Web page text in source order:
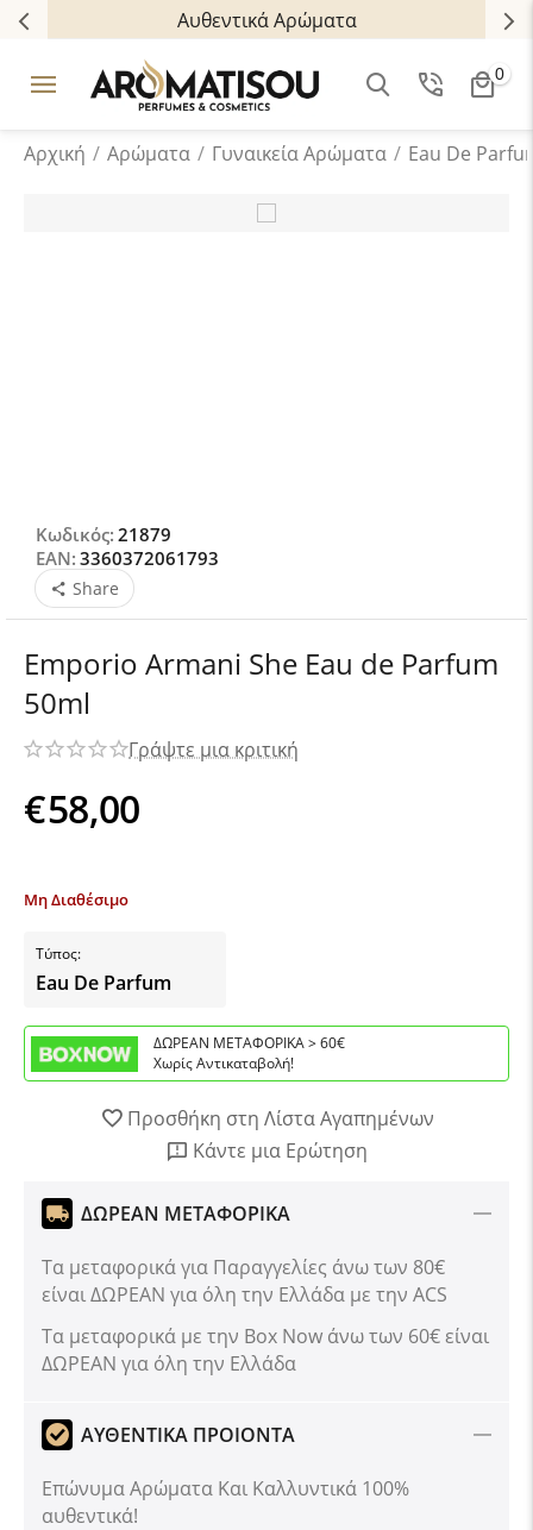
Αυθεντικά Αρώματα
0
Αρχική / Αρώματα / Γυναικεία Αρώματα / Eau De
EAN: 3360372061793
Κωδικός: 21879
Share
Emporio Armani She Eau de Parfum
50ml
Γράψτε μια κριτική
€58,00
Μη Διαθέσιμο
Τύπος:
Eau De Parfum
ΔΩΡΕΑΝ ΜΕΤΑΦΟΡΙΚΑ > 60€
Χωρίς Αντικαταβολή!
Προσθήκη στη Λίστα Αγαπημένων
Κάντε μια Ερώτηση
ΔΩΡΕΑΝ ΜΕΤΑΦΟΡΙΚΑ
Τα μεταφορικά για Παραγγελίες άνω των 80€
είναι ΔΩΡΕΑΝ για όλη την Ελλάδα με την ACS
Tα μεταφορικά με την Box Now άνω των 60€ είναι
ΔΩΡΕΑΝ για όλη την Ελλάδα
ΑΥΘΕΝΤΙΚΑ ΠΡΟΙΟΝΤΑ
Επώνυμα Αρώματα Και Καλλυντικά 100%
αυθεντικά!